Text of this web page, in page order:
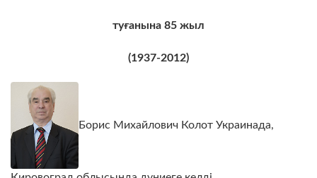
туғанына 85 жыл
(1937-2012)
Борис Михайлович Колот Украинада,